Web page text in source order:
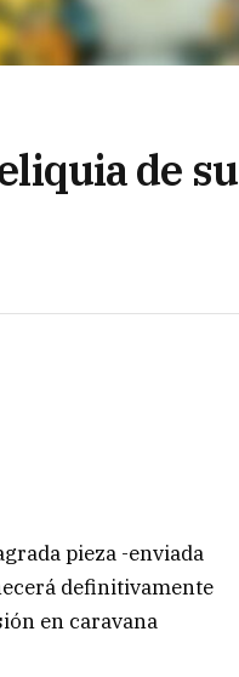
de su
pieza -enviada
definitivamente
en caravana